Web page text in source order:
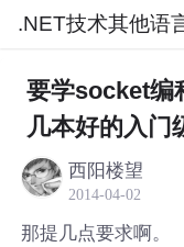
.NET技术其他语
社区 .NET技术
要学socket编
几本好的入门
西阳楼望
2014-04-02
那提几点要求啊。